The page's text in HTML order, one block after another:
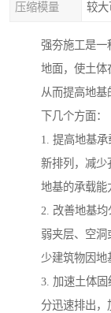
压缩模量 较大
强夯施工是一
地面，使土体
从而提高地
下几个方面：
1. 提高地基
新排列，减少
地基的承载能
2. 改善地基
弱夹层、空
少建筑物因地
3. 加速土体
分迅速排出，